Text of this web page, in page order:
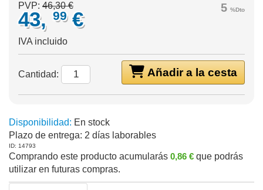
5 %Dto
PVP: 46,30 €
43, 99 €
IVA incluido
Añadir a la cesta
Cantidad:
Disponibilidad: En stock
Plazo de entrega: 2 días laborables
ID: 14793
Comprando este producto acumularás 0,86 € que podrás
utilizar en futuras compras.